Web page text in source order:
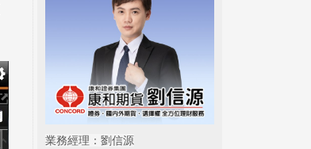
業務經理：劉信源